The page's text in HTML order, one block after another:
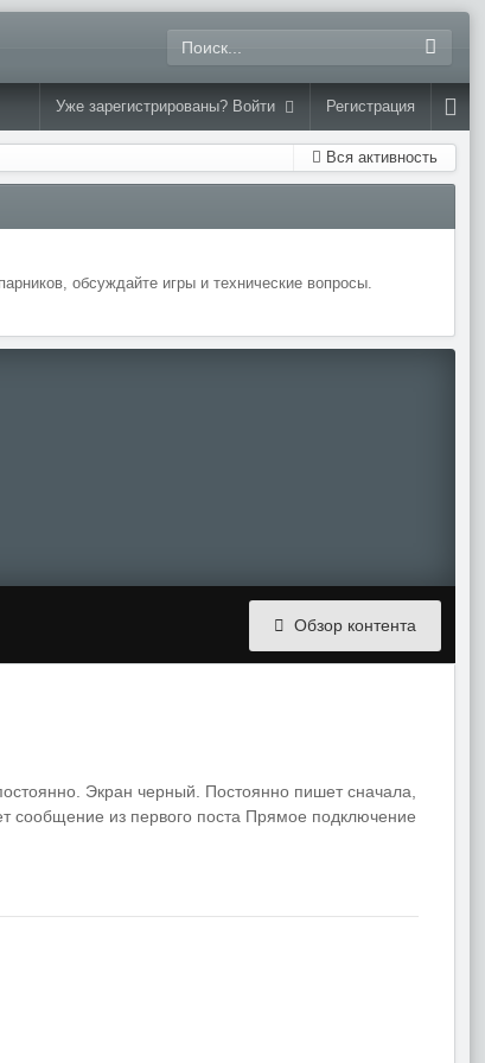
Уже зарегистрированы? Войти Регистрация
Вся активность
обсуждайте игры и технические вопросы.
Обзор контента
Экран черный. Постоянно пишет сначала,
сообщение из первого поста Прямое подключение